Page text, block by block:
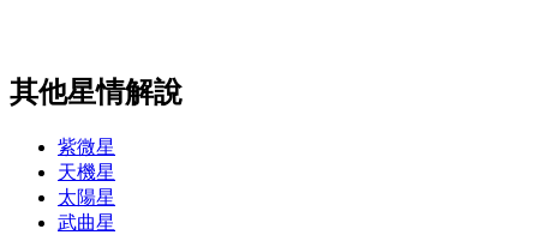
其他星情解說
紫微星
天機星
太陽星
武曲星